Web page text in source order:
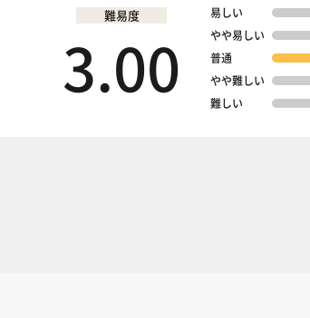
難易度
3.00
易しい
やや易しい
普通
やや難しい
難しい